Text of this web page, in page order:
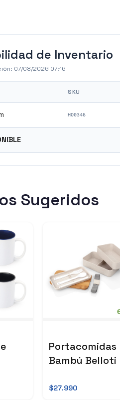
de Inventario
07/08/2026 07:16
SKU
HO0346
Sugeridos
Portacomidas
Bambú Belloti
$27.990